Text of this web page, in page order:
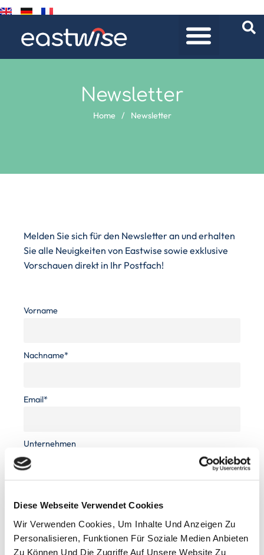
Diese Webseite Verwendet Cookies
Wir Verwenden Cookies, Um Inhalte Und Anzeigen Zu
Personalisieren, Funktionen Für Soziale Medien Anbieten
Zu Können Und Die Zugriffe Auf Unsere Website Zu
Newsletter
Home / Newsletter
Melden Sie sich für den Newsletter an und erhalten
Sie alle Neuigkeiten von Eastwise sowie exklusive
Vorschauen direkt in Ihr Postfach!
Vorname
Nachname*
Email*
Unternehmen